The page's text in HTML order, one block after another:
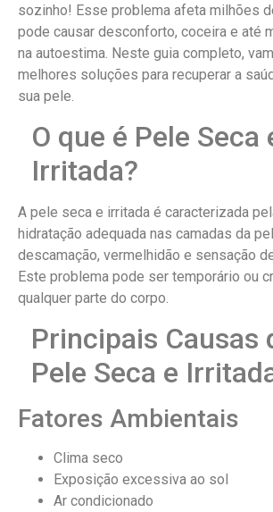
sozinho! Esse problema afeta milhões
pode causar desconforto, coceira e até
na autoestima. Neste guia completo,
melhores soluções para recuperar a
sua pele.
O que é Pele Seca
Irritada?
A pele seca e irritada é caracterizada
hidratação adequada nas camadas da
descamação, vermelhidão e sensação
Este problema pode ser temporário ou
qualquer parte do corpo.
Principais Causas
Pele Seca e
Fatores Ambientais
Clima seco
Exposição excessiva ao sol
Ar condicionado